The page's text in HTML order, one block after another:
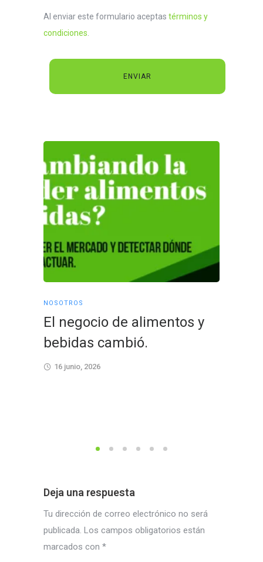
Al enviar este formulario aceptas términos y
condiciones.
NOSOTROS
El negocio de alimentos y
bebidas cambió.
16 junio, 2026
Deja una respuesta
Tu dirección de correo electrónico no será
publicada. Los campos obligatorios están
marcados con *